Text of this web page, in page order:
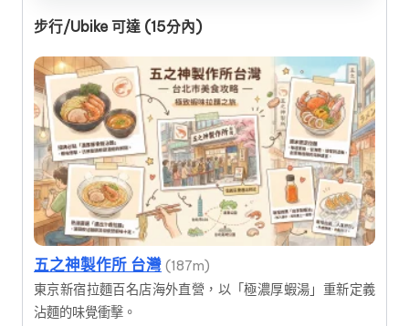
步行/Ubike 可達 (15分內)
五之神製作所 台灣 (187m)
東京新宿拉麵百名店海外直營，以「極濃厚蝦湯」重新定義
沾麵的味覺衝擊。